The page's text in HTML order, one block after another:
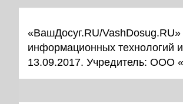
«ВашДосуг.RU/
информационных
13.09.2017. Учредитель: ООО